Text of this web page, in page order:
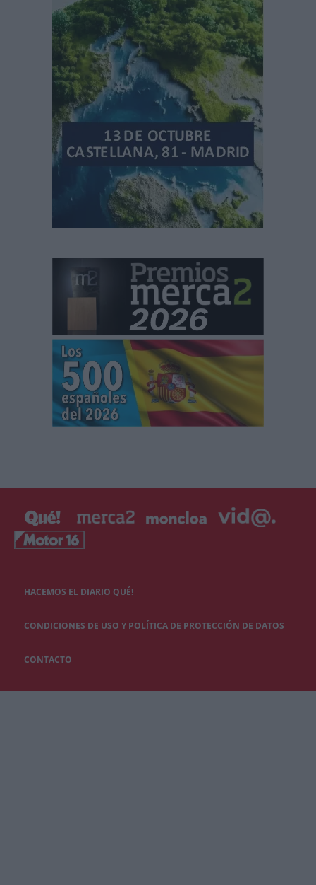
HACEMOS EL DIARIO QUÉ!
CONDICIONES DE USO Y POLÍTICA DE PROTECCIÓN DE DATOS
CONTACTO